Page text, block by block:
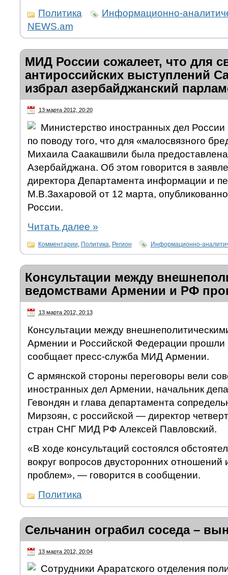
Политика
Информационно-
NEWS.am
МИД России сожалеет, что для
антироссийских выступлений
избрал азербайджанский
13 марта 2012, 20:20
Министерство иностранных дел
по поводу того, что для «малосвязного
Михаила Саакашвили была
Азербайджана. Об этом говорится в
директора Департамента информации и
М.В.Захаровой от 12 марта,
России.
Читать далее »
Комментарии, Политика, Регион Информационно-
Консультации между
ведомствами Армении и РФ
13 марта 2012, 20:13
Консультации между
Армении и Российской Федерации прошли
сообщает пресс-служба МИД Армении.
С армянской стороны переговоры вели
иностранных дел Армении, начальник
Гевондян и глава департамента
Мирзоян, с российской — директор
стран СНГ МИД РФ Алексей Павловский.
«В ходе консультаций состоялся
вокруг вопросов двусторонних отношений
проблем», — говорится в сообщении.
Политика
Сельчанин ограбил соседа –
13 марта 2012, 20:04
Сотрудники Араратского отделения